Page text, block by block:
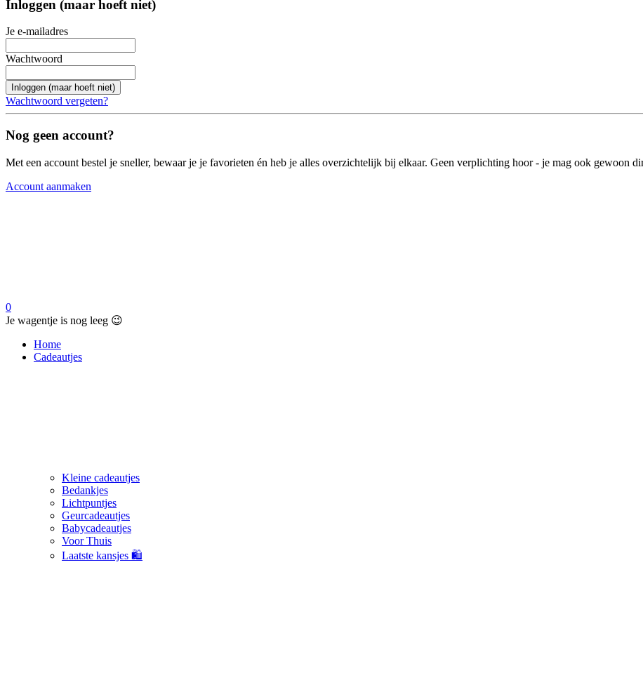
Inloggen (maar hoeft niet)
Je e-mailadres
Wachtwoord
Inloggen (maar hoeft niet)
Wachtwoord vergeten?
Nog geen account?
Met een account bestel je sneller, bewaar je je favorieten én heb je alles overzichtelijk bij elkaar. Geen verplichting hoor - je mag ook gewoon
Account aanmaken
0
Je wagentje is nog leeg 😉
Home
Cadeautjes
Kleine cadeautjes
Bedankjes
Lichtpuntjes
Geurcadeautjes
Babycadeautjes
Voor Thuis
Laatste kansjes 🛍️